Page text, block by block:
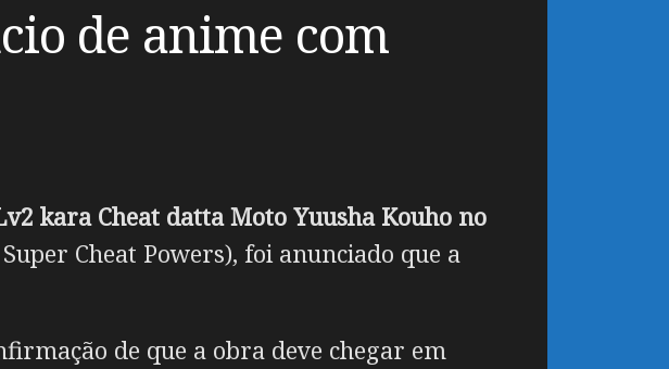
de anime com
kara Cheat datta Moto Yuusha Kouho no
Cheat Powers), foi anunciado que a
de que a obra deve chegar em